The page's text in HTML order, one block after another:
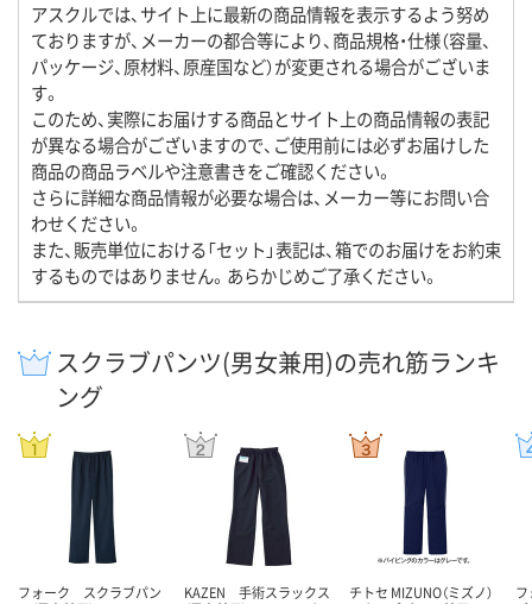
アスクルでは、サイト上に最新の商品情報を表示するよう努め
ておりますが、メーカーの都合等により、商品規格・仕様（容量、
パッケージ、原材料、原産国など）が変更される場合がございま
す。
このため、実際にお届けする商品とサイト上の商品情報の表記
が異なる場合がございますので、ご使用前には必ずお届けした
商品の商品ラベルや注意書きをご確認ください。
さらに詳細な商品情報が必要な場合は、メーカー等にお問い合
わせください。
また、販売単位における「セット」表記は、箱でのお届けをお約束
するものではありません。あらかじめご了承ください。
スクラブパンツ(男女兼用)の売れ筋ランキ
ング
フォーク スクラブパン
KAZEN 手術スラックス
チトセ MIZUNO（ミズノ）